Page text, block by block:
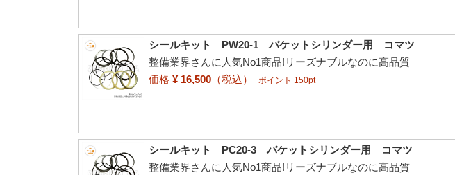
シールキット PW20-1 バケットシリンダー用 コマツ
整備業界さんに人気No1商品!リーズナブルなのに高品質
価格 ¥ 16,500 （税込） ポイント 150pt
シールキット PC20-3 バケットシリンダー用 コマツ
整備業界さんに人気No1商品!リーズナブルなのに高品質